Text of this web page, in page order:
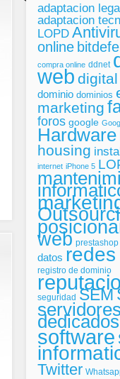
adaptacion
adaptacion
LOPD
online
compra online ddnet
web
dominio dominios
marketing
foros google
Hardware
housing
internet iPhone 5
web prestashop
datos
registro de dominio
seguridad SEM
servidores
dedicados
software
Twitter